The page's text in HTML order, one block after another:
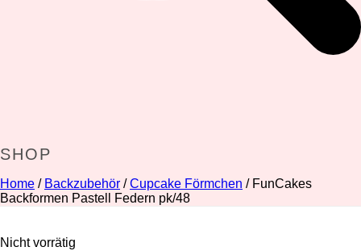
SHOP
Home / Backzubehör / Cupcake Förmchen / FunCakes
Backformen Pastell Federn pk/48
Nicht vorrätig